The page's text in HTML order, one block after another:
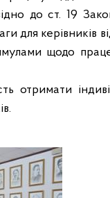
до ст. 19
для керівників
щодо
отримати